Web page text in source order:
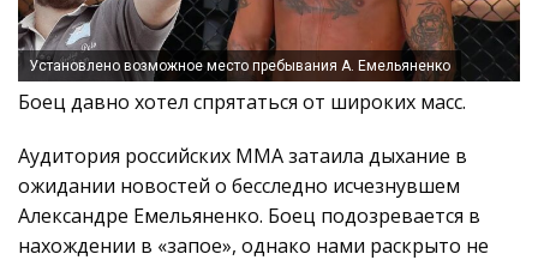
Установлено возможное место пребывания А. Емельяненко
Боец давно хотел спрятаться от широких масс.
Аудитория российских ММА затаила дыхание в
ожидании новостей о бесследно исчезнувшем
Александре Емельяненко. Боец подозревается в
нахождении в «запое», однако нами раскрыто не